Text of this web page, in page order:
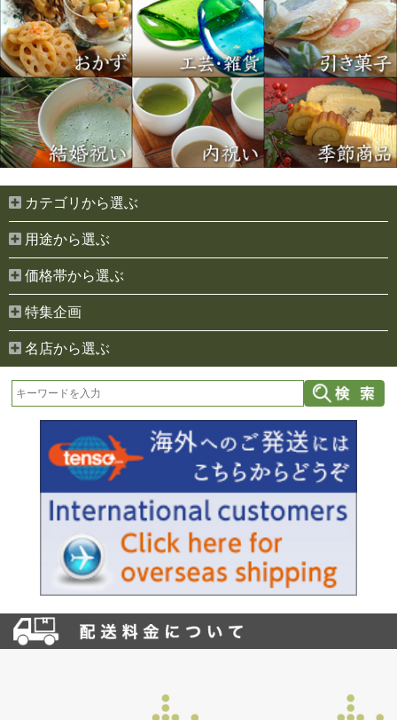
カテゴリから選ぶ
用途から選ぶ
価格帯から選ぶ
特集企画
名店から選ぶ